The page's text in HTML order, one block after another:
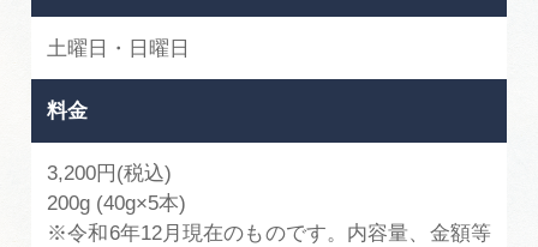
土曜日・日曜日
料金
3,200円(税込)
200g (40g×5本)
※令和6年12月現在のものです。内容量、金額等